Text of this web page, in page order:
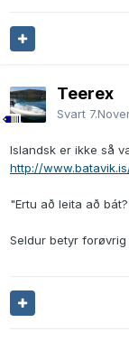
Teerex
Svart
Islandsk er ikke så
http://
"Ertu að leita að
Seldur betyr forøvrig